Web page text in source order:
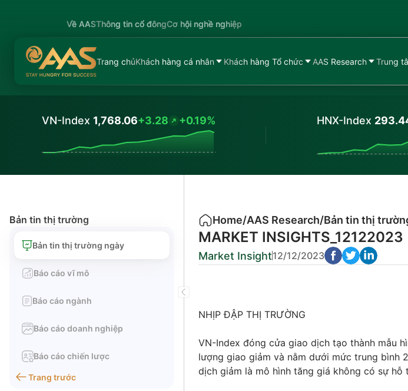
Về AASThông tin cổ đôngCơ hội nghề nghiệp
Trang chủKhách hàng cá nhân Khách hàng Tổ chức AAS Research Trung
VN-Index 1,768.06+3.28 +0.19% HNX-Index
Bản tin thị trường
Bản tin thị trường ngày
Báo cáo vĩ mô
Báo cáo ngành
Báo cáo doanh nghiệp
Báo cáo chiến lược
Trang trước
Home/AAS Research/Bản tin thị
MARKET INSIGHTS_12122023
Market Insight12/12/2023
NHỊP ĐẬP THỊ TRƯỜNG
VN-Index đóng cửa giao dịch tạo thành mẫu
lượng giao giảm và nằm dưới mức trung bình
dịch giảm là mô hình tăng giá không có sự hỗ